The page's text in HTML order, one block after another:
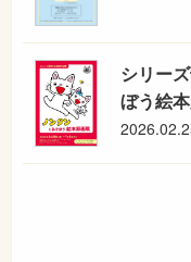
シリー
ぼう絵